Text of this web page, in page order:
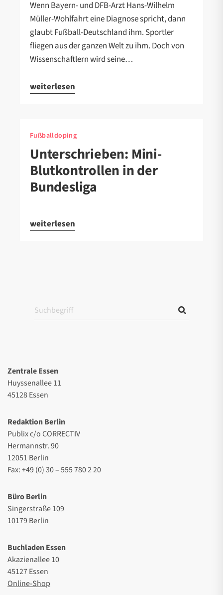
Wenn Bayern- und DFB-Arzt Hans-Wilhelm
Müller-Wohlfahrt eine Diagnose spricht, dann
glaubt Fußball-Deutschland ihm. Sportler
fliegen aus der ganzen Welt zu ihm. Doch von
Wissenschaftlern wird seine…
weiterlesen
Fußballdoping
Unterschrieben: Mini-
Blutkontrollen in der
Bundesliga
weiterlesen
Zentrale Essen
Huyssenallee 11
45128 Essen
Redaktion Berlin
Publix c/o CORRECTIV
Hermannstr. 90
12051 Berlin
Fax: +49 (0) 30 – 555 780 2 20
Büro Berlin
Singerstraße 109
10179 Berlin
Buchladen Essen
Akazienallee 10
45127 Essen
Online-Shop